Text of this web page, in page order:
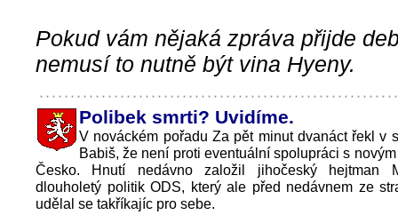
Pokud vám nějaká zpráva přijde
nemusí to nutně být vina Hyeny.
Polibek smrti? Uvidíme.
V nováckém pořadu Za pět minut dvanáct řekl v
Babiš, že není proti eventuální spolupráci s
Česko. Hnutí nedávno založil jihočeský hejtman
dlouholetý politik ODS, který ale před nedávnem ze
udělal se takříkajíc pro sebe.